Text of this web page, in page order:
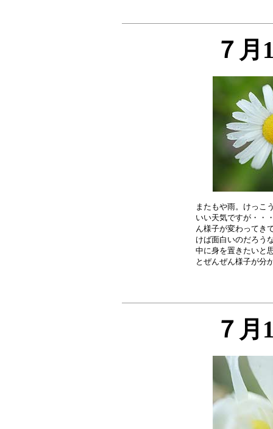
７月
またもや雨。けっこ
いい天気ですが・・
ん様子が変わってき
けば面白いのだろう
中に身を置きたいと
７月